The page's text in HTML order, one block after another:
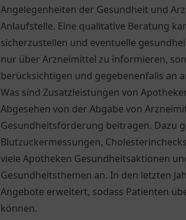
Angelegenheiten der Gesundheit und
Anlaufstelle. Eine qualitative Beratung
sicherzustellen und eventuelle
nur über Arzneimittel zu informieren,
berücksichtigen und gegebenenfalls an
Was sind Zusatzleistungen von
Abgesehen von der Abgabe von
Gesundheitsförderung beitragen. Dazu
Blutzuckermessungen,
viele Apotheken Gesundheitsaktionen
Gesundheitsthemen an. In den letzten
Angebote erweitert, sodass Patienten
können.